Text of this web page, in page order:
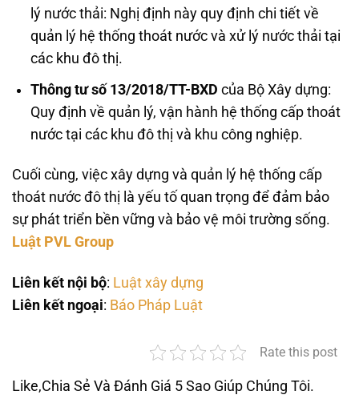
lý nước thải: Nghị định này quy định chi tiết về
quản lý hệ thống thoát nước và xử lý nước thải tại
các khu đô thị.
Thông tư số 13/2018/TT-BXD của Bộ Xây dựng:
Quy định về quản lý, vận hành hệ thống cấp thoát
nước tại các khu đô thị và khu công nghiệp.
Cuối cùng, việc xây dựng và quản lý hệ thống cấp
thoát nước đô thị là yếu tố quan trọng để đảm bảo
sự phát triển bền vững và bảo vệ môi trường sống.
Luật PVL Group
Liên kết nội bộ: Luật xây dựng
Liên kết ngoại: Báo Pháp Luật
Rate this post
Like,Chia Sẻ Và Đánh Giá 5 Sao Giúp Chúng Tôi.